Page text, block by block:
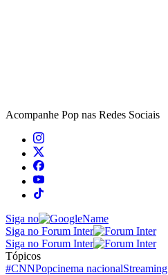
Acompanhe Pop nas Redes Sociais
Siga no
Siga no Forum Inter
Siga no Forum Inter
Tópicos
#CNNPopcinema nacionalStreaming